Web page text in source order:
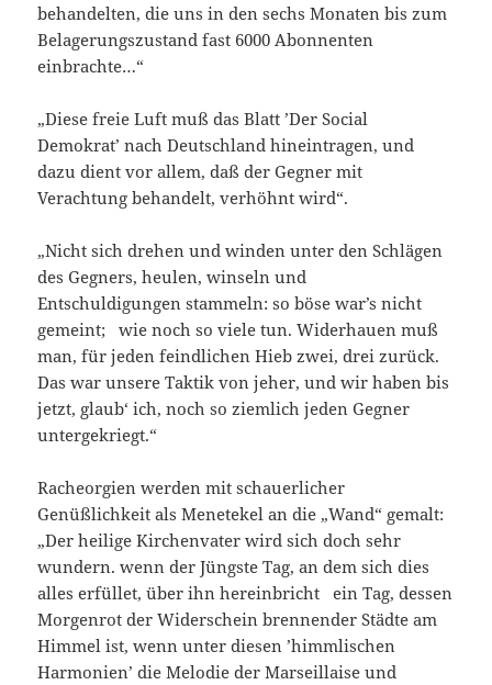
behandelten, die uns in den sechs Monaten bis zum
Belagerungszustand fast 6000 Abonnenten
einbrachte…“
„Diese freie Luft muß das Blatt ’Der Social
Demokrat’ nach Deutschland hineintragen, und
dazu dient vor allem, daß der Gegner mit
Verachtung behandelt, verhöhnt wird“.
„Nicht sich drehen und winden unter den Schlägen
des Gegners, heulen, winseln und
Entschuldigungen stammeln: so böse war’s nicht
gemeint; wie noch so viele tun. Widerhauen muß
man, für jeden feindlichen Hieb zwei, drei zurück.
Das war unsere Taktik von jeher, und wir haben bis
jetzt, glaub‘ ich, noch so ziemlich jeden Gegner
untergekriegt.“
Racheorgien werden mit schauerlicher
Genüßlichkeit als Menetekel an die „Wand“ gemalt:
„Der heilige Kirchenvater wird sich doch sehr
wundern. wenn der Jüngste Tag, an dem sich dies
alles erfüllet, über ihn hereinbricht ein Tag, dessen
Morgenrot der Widerschein brennender Städte am
Himmel ist, wenn unter diesen ’himmlischen
Harmonien’ die Melodie der Marseillaise und